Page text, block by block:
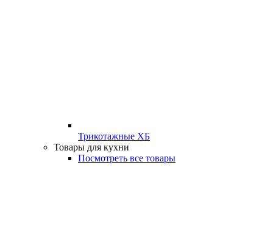
Трикотажные ХБ
Товары для кухни
Посмотреть все товары